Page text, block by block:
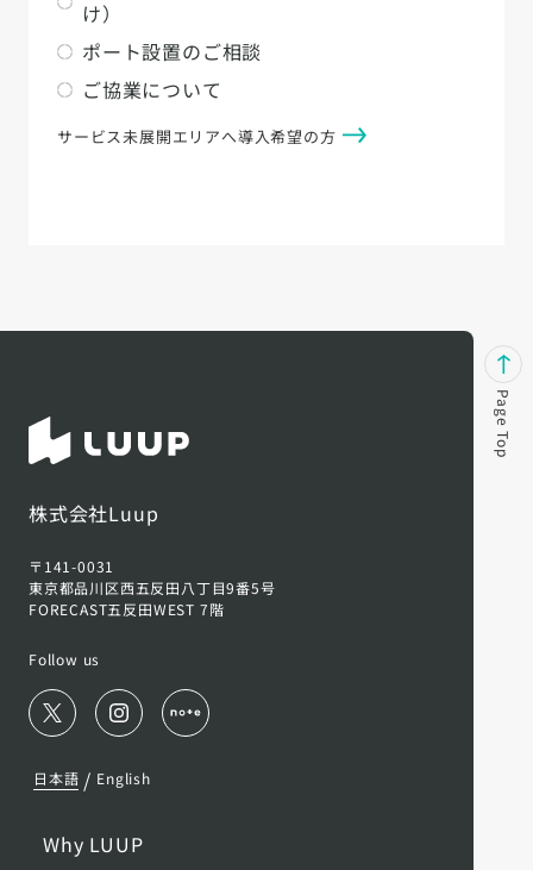
け）
ポート設置のご相談
ご協業について
サービス未展開エリアへ導入希望の方
株式会社Luup
〒141-0031
東京都品川区西五反田八丁目9番5号
FORECAST五反田WEST 7階
Follow us
日本語 / English
Why LUUP
Page Top